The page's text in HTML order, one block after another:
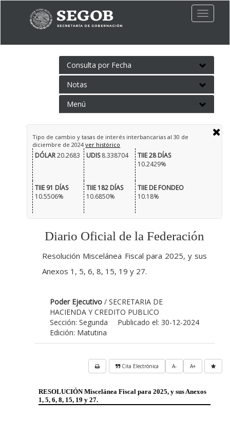
Toggle
Consulta por Fecha
Notas
Menú
Tipo de cambio y tasas de interés interbancarias al 30 de
diciembre de 2024ver histórico
DÓLAR20.2683 UDIS8.338704
TIIE 28 DÍAS
10.2429%
TIIE 91 DÍAS
10.5506%
TIIE 182 DÍAS
10.6850%
TIIE DE FONDEO
10.18%
Diario Oficial de la Federación
Resolución Miscelánea Fiscal para 2025, y sus
Anexos 1, 5, 6, 8, 15, 19 y 27.
Poder Ejecutivo / SECRETARIA DE
HACIENDA Y CREDITO PUBLICO
Publicado el: 30-12-2024
Sección: Segunda
Edición: Matutina
A+
A-
Cita Electrónica